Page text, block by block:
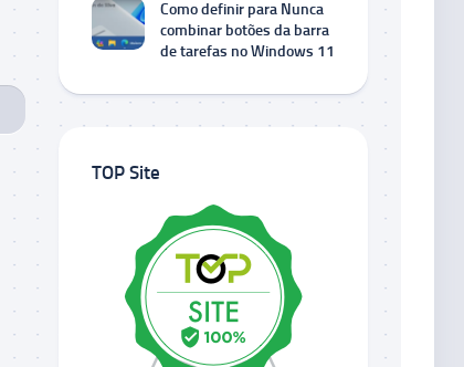
Como definir para Nunca
combinar botões da barra
de tarefas no Windows 11
TOP Site